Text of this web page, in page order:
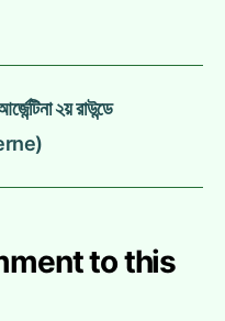
২য় রাউন্ডে
to this